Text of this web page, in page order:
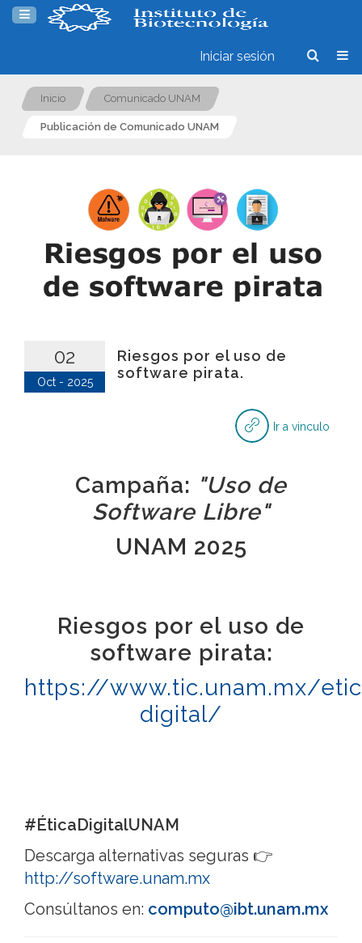
Iniciar sesión
Inicio Comunicado UNAM
Publicación de Comunicado UNAM
02
Oct - 2025
Riesgos por el uso de
software pirata.
Ir a vinculo
Campaña: "Uso de
Software Libre"
UNAM 2025
Riesgos por el uso de
software pirata:
https://www.tic.unam.mx/
digital/
#ÉticaDigitalUNAM
Descarga alternativas seguras 👉
http://software.unam.mx
Consúltanos en: computo@ibt.unam.mx